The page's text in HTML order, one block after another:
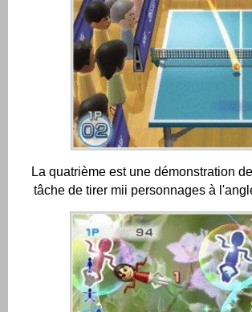
La quatrième est une démonstration
tâche de tirer mii personnages à